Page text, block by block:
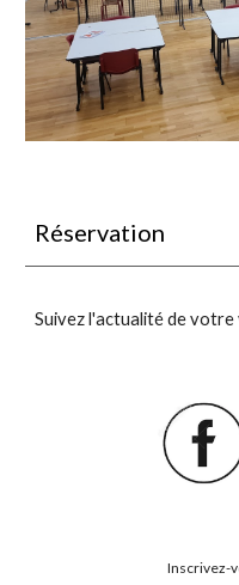
Réservation
Suivez l'actualité de votre
Inscrivez-